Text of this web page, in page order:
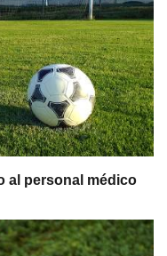
al personal médico